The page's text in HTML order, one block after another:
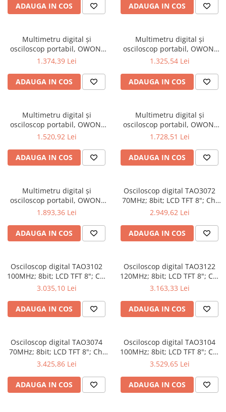
Osciloscoape TELEDYNE LECROY
ADAUGA IN COS ADAUGA IN COS
Multimetru digital și
osciloscop portabil, OWON,
HDS272S, 200mV-1kV, 200mA-
1.374,39 Lei
ADAUGA IN COS
Multimetru digital și
osciloscop portabil, OWON,
HDS2102, 200mV-1kV, 200mA-
1.325,54 Lei
ADAUGA IN COS
Multimetru digital și
osciloscop portabil, OWON,
HDS2102S, 200mV-1kV,
1.520,92 Lei
ADAUGA IN COS
Multimetru digital și
osciloscop portabil, OWON,
HDS2202, 200mV-1kV, 200mA-
1.728,51 Lei
ADAUGA IN COS
Multimetru digital și
osciloscop portabil, OWON,
HDS2202S, 200mV-1kV,
1.893,36 Lei
ADAUGA IN COS
Osciloscop digital TAO3072
70MHz; 8bit; LCD TFT 8"; Ch:
2; 1Gsps; 40Mpts sustinand
2.949,62 Lei
ADAUGA IN COS
Osciloscop digital TAO3102
100MHz; 8bit; LCD TFT 8"; Ch:
2; 1Gsps; 40Mpts pentru a
3.035,10 Lei
ADAUGA IN COS
Osciloscop digital TAO3122
120MHz; 8bit; LCD TFT 8"; Ch:
2; 1Gsps; 40Mpts ce include
3.163,33 Lei
ADAUGA IN COS
Osciloscop digital TAO3074
70MHz; 8bit; LCD TFT 8"; Ch:
4; 1Gsps; 40Mpts compatibil
3.425,86 Lei
ADAUGA IN COS
Osciloscop digital TAO3104
100MHz; 8bit; LCD TFT 8"; Ch:
4; 1Gsps; 40Mpts inclus in
3.529,65 Lei
ADAUGA IN COS